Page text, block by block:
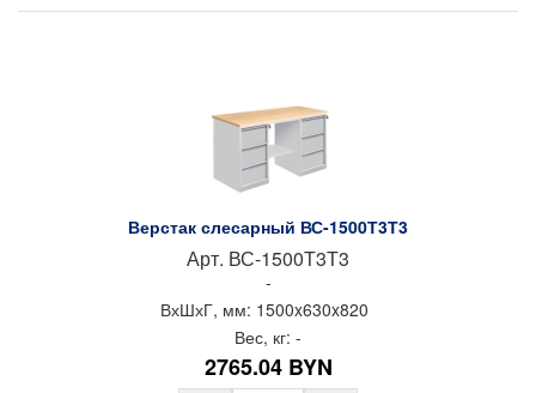
Верстак слесарный ВС-1500Т3Т3
Арт. ВС-1500Т3Т3
-
ВхШхГ, мм: 1500x630x820
Вес, кг: -
2765.04 BYN